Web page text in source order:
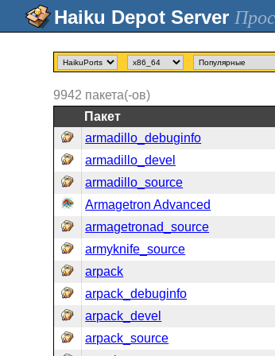
9942 пакета(-ов)
Пакет
armadillo_debuginfo
armadillo_devel
armadillo_source
Armagetron Advanced
armagetronad_source
armyknife_source
arpack
arpack_debuginfo
arpack_devel
arpack_source